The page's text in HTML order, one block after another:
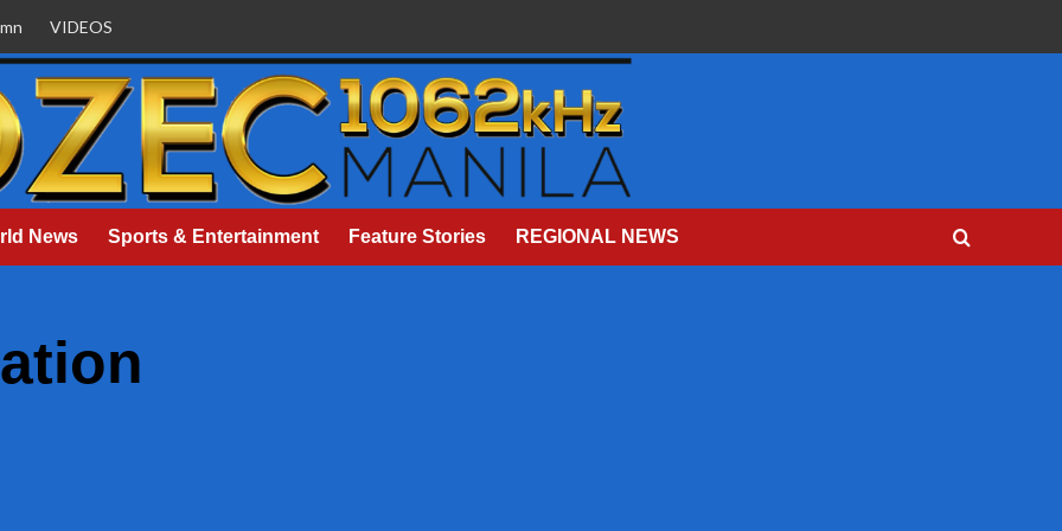
VIDEOS
News Sports & Entertainment Feature Stories REGIONAL NEWS